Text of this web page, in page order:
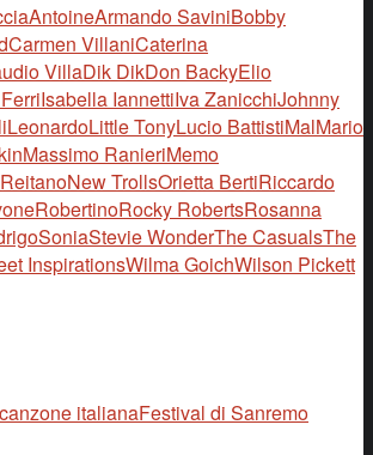
AntoineArmando SaviniBobby
Carmen VillaniCaterina
VillaDik DikDon BackyElio
Isabella IannettiIva ZanicchiJohnny
LeonardoLittle TonyLucio BattistiMalMario
Massimo RanieriMemo
New TrollsOrietta BertiRiccardo
RobertinoRocky RobertsRosanna
SoniaStevie WonderThe CasualsThe
InspirationsWilma GoichWilson Pickett
italianaFestival di Sanremo